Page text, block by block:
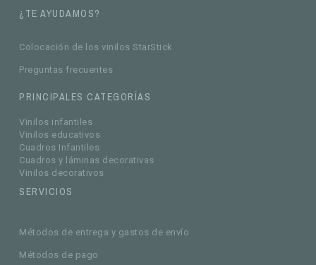
¿TE AYUDAMOS?
Colocación de los vinilos StarStick
Preguntas frecuentes
PRINCIPALES CATEGORÍAS
Vinilos infantiles
Vinilos educativos
Cuadros Infantiles
Cuadros y láminas decorativas
Vinilos decorativos
SERVICIOS
Métodos de entrega y gastos de envío
Métodos de pago